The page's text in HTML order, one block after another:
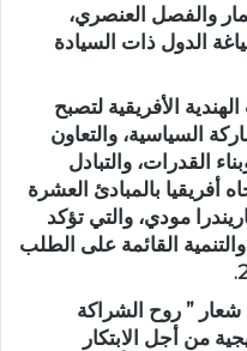
والفصل العنصري،
الدول ذات السيادة
الأفريقية لتصبح
السياسية، والتعاون
القدرات، والتبادل
أفريقيا بالمبادئ العشرة
مودي، والتي تؤكد
القائمة على الطلب
شعار ” روح الشراكة
من أجل الابتكار